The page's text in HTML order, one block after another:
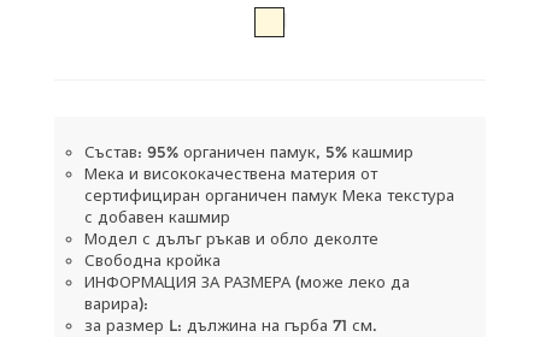
Състав: 95% органичен памук, 5% кашмир
Мека и висококачествена материя от
сертифициран органичен памук Мека текстура
с добавен кашмир
Модел с дълъг ръкав и обло деколте
Свободна кройка
ИНФОРМАЦИЯ ЗА РАЗМЕРА (може леко да
варира):
за размер L: дължина на гърба 71 см.